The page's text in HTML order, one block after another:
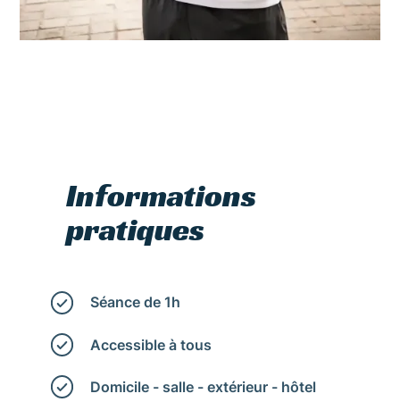
Informations
pratiques
Séance de 1h
Accessible à tous
Domicile - salle - extérieur - hôtel